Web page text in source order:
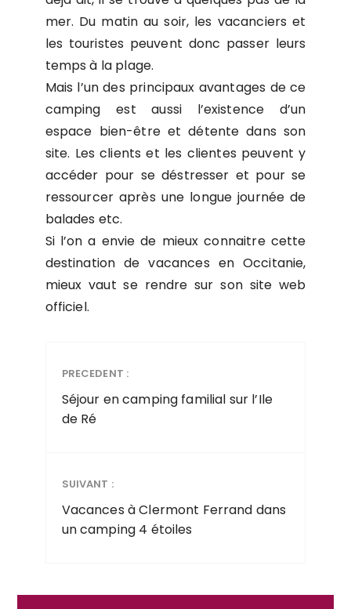
mer. Du matin au soir, les vacanciers et
les touristes peuvent donc passer leurs
temps à la plage.
Mais l’un des principaux avantages de ce
camping est aussi l’existence d’un
espace bien-être et détente dans son
site. Les clients et les clientes peuvent y
accéder pour se déstresser et pour se
ressourcer après une longue journée de
balades etc.
Si l’on a envie de mieux connaitre cette
destination de vacances en Occitanie,
mieux vaut se rendre sur son site web
officiel.
PRECEDENT :
Séjour en camping familial sur l’Ile
de Ré
SUIVANT :
Vacances à Clermont Ferrand dans
un camping 4 étoiles